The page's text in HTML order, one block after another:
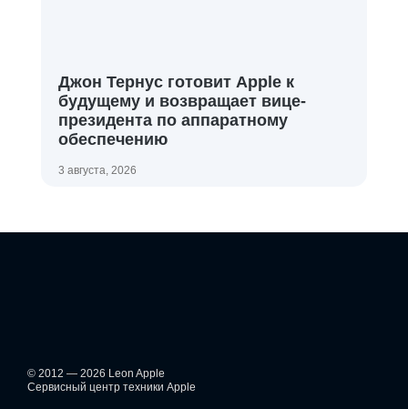
Джон Тернус готовит Apple к
будущему и возвращает вице-
президента по аппаратному
обеспечению
3 августа, 2026
© 2012 — 2026 Leon Apple
Сервисный центр техники Apple